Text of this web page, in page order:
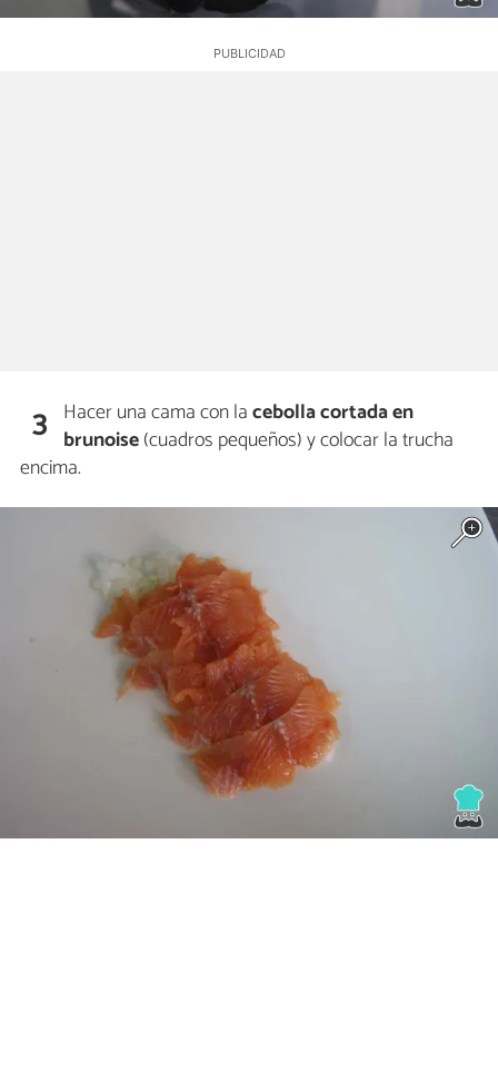
3 Hacer una cama con lacebolla cortada en
brunoise(cuadros pequeños) y colocar la trucha
encima.